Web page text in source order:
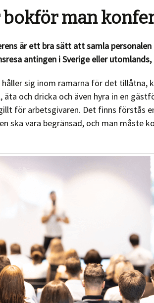
man
är ett bra sätt att samla
antingen i Sverige eller
håller sig inom ramarna för det tillåtna,
äta och dricka och även hyra in en
för arbetsgivaren. Det finns förstås
ska vara begränsad, och man måste